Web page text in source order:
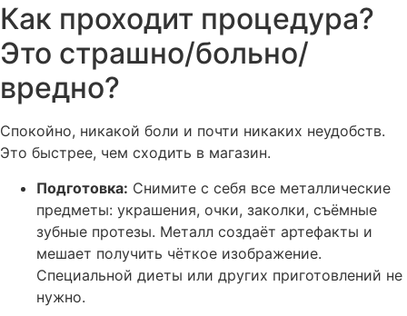
Как проходит процедура?
Это страшно/больно/
вредно?
Спокойно, никакой боли и почти никаких неудобств.
Это быстрее, чем сходить в магазин.
Подготовка: Снимите с себя все металлические
предметы: украшения, очки, заколки, съёмные
зубные протезы. Металл создаёт артефакты и
мешает получить чёткое изображение.
Специальной диеты или других приготовлений не
нужно.